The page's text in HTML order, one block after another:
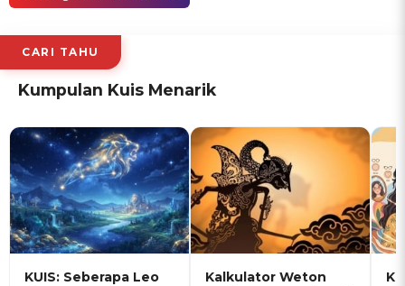
CARI TAHU
Kumpulan Kuis Menarik
KUIS: Seberapa Leo
Kalkulator Weton